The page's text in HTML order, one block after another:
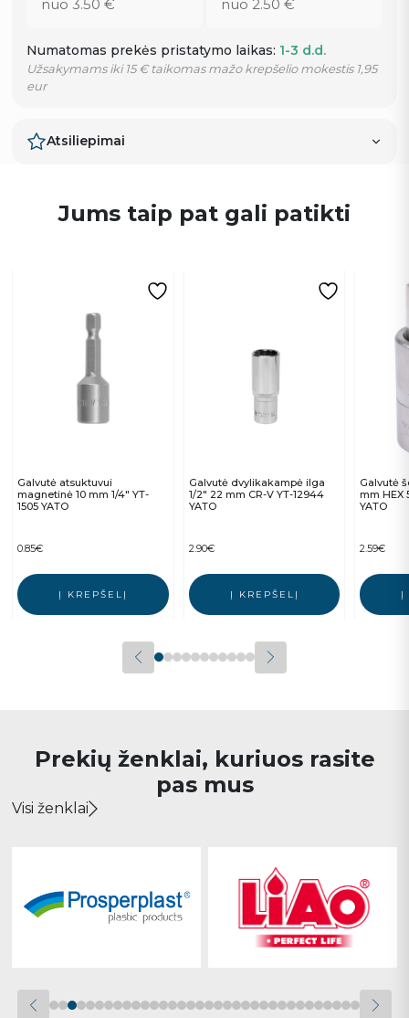
nuo 3.50 €
nuo 2.50 €
Numatomas prekės pristatymo laikas: 1-3 d.d.
Užsakymams iki 15 € taikomas mažo krepšelio mokestis 1,95
eur
Atsiliepimai
Jums taip pat gali patikti
Galvutė atsuktuvui
magnetinė 10 mm 1/4″ YT-
1505 YATO
0.85€
Į KREPŠELĮ
Galvutė dvylikakampė ilga
1/2″ 22 mm CR-V YT-12944
YATO
2.90€
Į KREPŠELĮ
Galvutė
mm HEX
YATO
2.59€
Į
Prekių ženklai, kuriuos rasite
pas mus
Visi ženklai